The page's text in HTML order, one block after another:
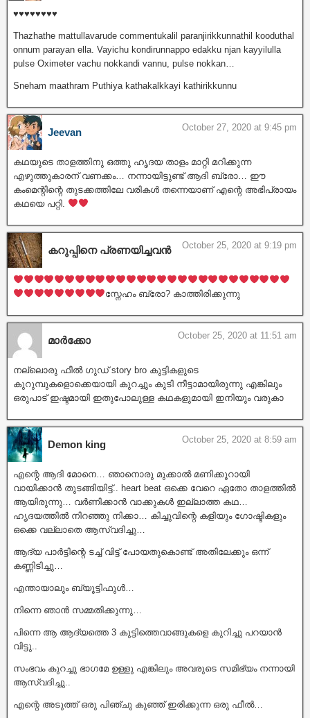
♥️♥️♥️♥️♥️♥️♥️♥️
Thazhathe mattullavarude commentukalil paranjirikkunnathil kooduthal
onnum parayan ella. Vayichu kondirunnappo edakku njan kayyilulla
pulse Oximeter vachu nokkandi vannu, pulse nokkan…
Sneham maathram Puthiya kathakalkkayi kathirikkunnu
Jeevan October 27, 2020 at 9:45 pm
കഥയുടെ താളത്തിനു ഒത്തു ഹൃദയ താളം മാറ്റി മറിക്കുന്ന
എഴുത്തുകാരന് വണക്കം… നന്നായിട്ടുണ്ട് ആദി ബ്രോ… ഈ
കംമെന്റിന്റെ തുടക്കത്തിലേ വരികൾ തന്നെയാണ് എന്റെ അഭിപ്രായം
കഥയെ പറ്റി.
കറുപ്പിനെ പ്രണയിച്ചവൻ October 25, 2020 at 9:19 pm
സ്നേഹം ബ്രോ? കാത്തിരിക്കുന്നു
മാർക്കോ October 25, 2020 at 11:51 am
നല്ലൊരു ഫീൽ ഗുഡ് story bro കുട്ടികളുടെ
കുറുമ്പുകളൊക്കെയായി കുറച്ചും കുടി നീട്ടാമായിരുന്നു എങ്കിലും
ഒരുപാട് ഇഷ്ടമായി ഇതുപോലുള്ള കഥകളുമായി ഇനിയും വരുകാ
Demon king October 25, 2020 at 8:59 am
എന്റെ ആദി മോനെ… ഞാനൊരു മുക്കാൽ മണിക്കൂറായി
വായിക്കാൻ തുടങ്ങിയിട്ട്.. heart beat ഒക്കെ വേറെ ഏതോ താളത്തിൽ
ആയിരുന്നു… വർണിക്കാൻ വാക്കുകൾ ഇല്ലാത്ത കഥ…
ഹൃദയത്തിൽ നിറഞ്ഞു നിക്കാ… കിച്ചുവിന്റെ കളിയും ഗോഷ്ടികളും
ഒക്കെ വല്ലാതെ ആസ്വദിച്ചു…
ആദ്യ പാർട്ടിന്റെ ടച്ച് വിട്ട് പോയതുകൊണ്ട് അതിലേക്കും ഒന്ന്
കണ്ണിടിച്ചു…
എന്തായാലും ബ്യൂട്ടിഫുൾ…
നിന്നെ ഞാൻ സമ്മതിക്കുന്നു…
പിന്നെ ആ ആദ്യത്തെ 3 കുട്ടിത്തെവാങ്ങുകളെ കുറിച്ചു പറയാൻ
വിട്ടു..
സംഭവം കുറച്ചു ഭാഗമേ ഉള്ളു എങ്കിലും അവരുടെ സമിഭ്യം നന്നായി
ആസ്വദിച്ചു..
എന്റെ അടുത്ത് ഒരു പിഞ്ചു കുഞ്ഞ് ഇരിക്കുന്ന ഒരു ഫീൽ…